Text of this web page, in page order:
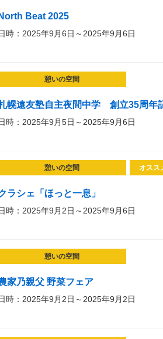
Beat 2025
時：2025年9月6日～2025年9月6日
憩いの空間
幌遠友塾自主夜間中学 創立35周年
時：2025年9月5日～2025年9月6日
憩いの空間 オスス
ラシェ「ほっと一息」
時：2025年9月2日～2025年9月6日
憩いの空間
家乃親父 野菜フェア
時：2025年9月2日～2025年9月2日